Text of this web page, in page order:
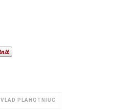
VLAD PLAHOTNIUC